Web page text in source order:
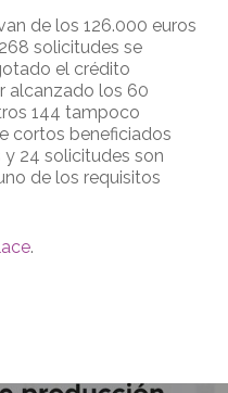
de los 126.000 euros
solicitudes se
el crédito
alcanzado los 60
144 tampoco
cortos beneficiados
24 solicitudes son
de los requisitos
.